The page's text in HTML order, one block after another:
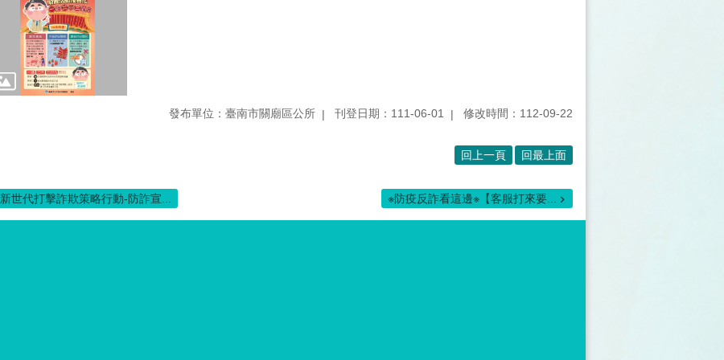
發布單位：臺南市關廟區公所 刊登日期：111-06-01 修改時間：112-09-22
回上一頁 回最上面
新世代打擊詐欺策略行動-防詐宣... ※防疫反詐看這邊※【客服打來要...